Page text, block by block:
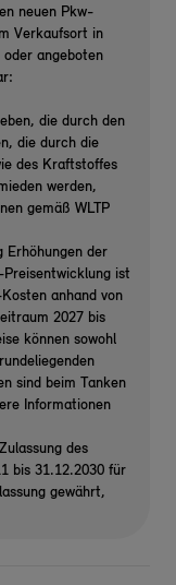
neuen Pkw-
Verkaufsort in
angeboten
die durch den
die durch die
des Kraftstoffes
werden,
gemäß WLTP
Erhöhungen der
ist
anhand von
2027 bis
können sowohl
sind beim Tanken
Informationen
des
bis 31.12.2030 für
gewährt,